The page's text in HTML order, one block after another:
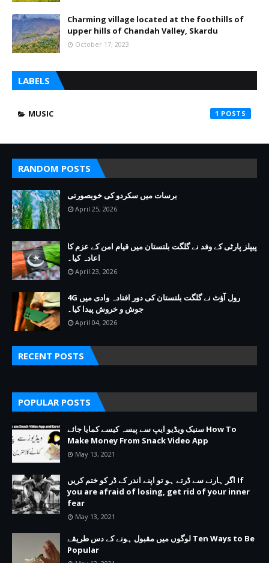
Charming village located at the foothills of
upper hills of Chandah Valley, Skardu
October 17, 2023
LABELS
MUSIC 1
RANDOM POSTS
برسات میں سکردو کی خوبصورتی
April 25, 2026
پیپلز پارٹی کے وفد نے گلگت بلتستان میں قیام امن کے عزم کا
اعادہ کیا۔
April 23, 2026
4G رول آؤٹ نے گلگت بلتستان کی دور افتادہ وادی میں
جوش و خروش پیدا کیا۔
April 04, 2026
RECENT POSTS
POPULAR POSTS
سنیک ویڈیو ایپ سے پیسہ کیسے کمایا جائے How To
Make Money From Snack Video App
May 13, 2021
اگر ہارنے سے ڈرتے ہو تو اپنے اندر کے ڈر کو ختم کریں If
you are afraid of losing, get rid of your inner
fear
May 13, 2021
لوگوں میں مقبول ہونے کے دس طریقے Ten Ways to Be
Popular